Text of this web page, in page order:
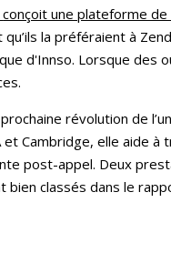
conçoit une plateforme
qu’ils la préféraient à
d'Innso. Lorsque des
révolution de
et Cambridge, elle aide
post-appel. Deux
classés dans le